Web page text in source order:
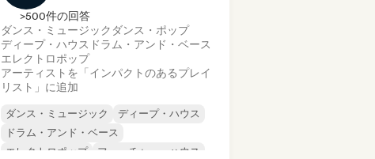
>500件の回答
ダンス・ミュージック ダンス・ポップ
ディープ・ハウス ドラム・アンド・ベース
エレクトロポップ
アーティストを「インパクトのあるプレイ
リスト」に追加
ダンス・ミュージック
ディープ・ハウス
ドラム・アンド・ベース
エレクトロポップ
フューチャー・ハウス